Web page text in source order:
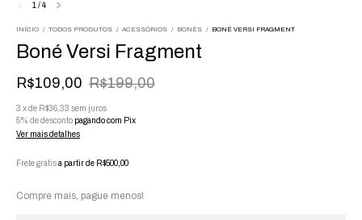
1/4
INÍCIO / TODOS PRODUTOS / ACESSÓRIOS / BONÉS / BONÉ VERSI FRAGMENT
Boné Versi Fragment
R$109,00 R$199,00
3 xde R$36,33 sem juros
5% de desconto pagando com Pix
Ver mais detalhes
Frete grátisa partir de R$500,00
Compre mais, pague menos!